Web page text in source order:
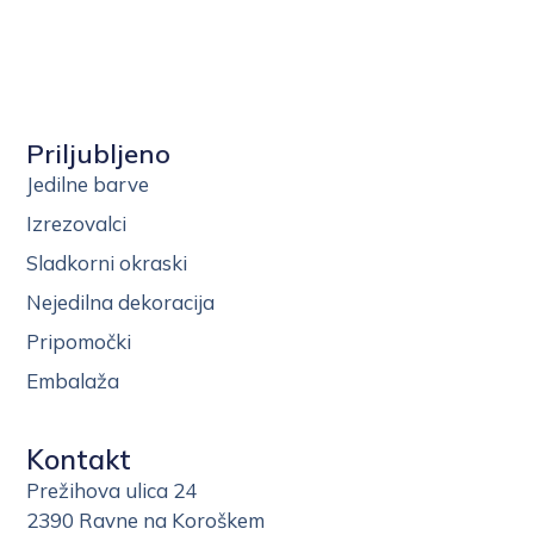
Priljubljeno
Jedilne barve
Izrezovalci
Sladkorni okraski
Nejedilna dekoracija
Pripomočki
Embalaža
Kontakt
Prežihova ulica 24
2390 Ravne na Koroškem